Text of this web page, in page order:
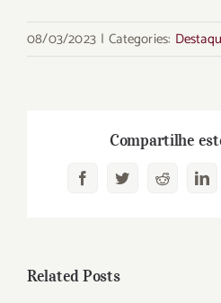
08/03/2023 | Categories:
Compartilhe
FacebookTwitterReddit
Related Posts